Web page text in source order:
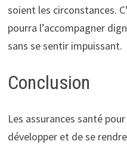
soient les circonstances.
pourra l’accompagner
sans se sentir impuissant.
Conclusion
Les assurances santé
développer et de se